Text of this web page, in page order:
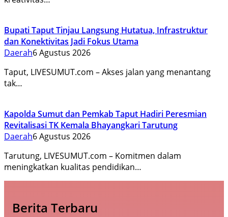
Bupati Taput Tinjau Langsung Hutatua, Infrastruktur
dan Konektivitas Jadi Fokus Utama
Daerah6 Agustus 2026
Taput, LIVESUMUT.com – Akses jalan yang menantang
tak…
Kapolda Sumut dan Pemkab Taput Hadiri Peresmian
Revitalisasi TK Kemala Bhayangkari Tarutung
Daerah6 Agustus 2026
Tarutung, LIVESUMUT.com – Komitmen dalam
meningkatkan kualitas pendidikan…
Berita Terbaru